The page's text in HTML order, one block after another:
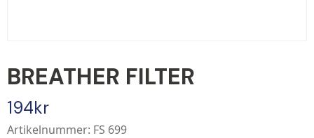
BREATHER FILTER
194kr
Artikelnummer: FS 699